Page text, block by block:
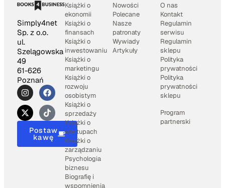
Simply4net
Sp. z o.o.
ul.
Szelągowska
49
61-626
Poznań
Postaw
kawę
Książki o
ekonomii
Książki o
finansach
Książki o
inwestowaniu
Książki o
marketingu
Książki o
rozwoju
osobistym
Książki o
sprzedaży
Książki o
startupach
Książki o
zarządzaniu
Psychologia
biznesu
Biografię i
wspomnienia
Nowości
Polecane
Nasze
patronaty
Wywiady
Artykuły
O nas
Kontakt
Regulamin
serwisu
Regulamin
sklepu
Polityka
prywatności
Polityka
prywatności
sklepu
Program
partnerski